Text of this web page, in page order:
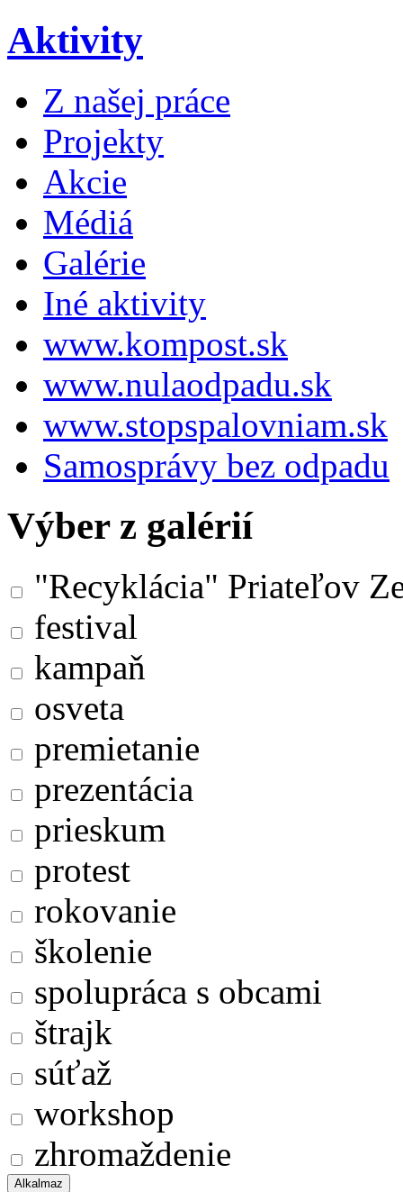
Aktivity
Z našej práce
Projekty
Akcie
Médiá
Galérie
Iné aktivity
www.kompost.sk
www.nulaodpadu.sk
www.stopspalovniam.sk
Samosprávy bez odpadu
Výber z galérií
"Recyklácia" Priateľov
festival
kampaň
osveta
premietanie
prezentácia
prieskum
protest
rokovanie
školenie
spolupráca s obcami
štrajk
súťaž
workshop
zhromaždenie